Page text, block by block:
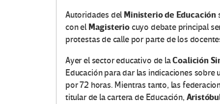
Autoridades del Ministerio de Educación
con el Magisteriocuyo debate principal
protestas de calle por parte de los
Ayer el sector educativo de laCoalición
Educación para dar las indicaciones
por 72 horas. Mientras tanto, las
titular de la cartera de Educación,